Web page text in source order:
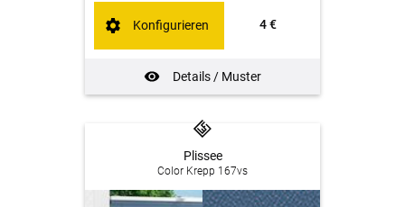
4 €
Details / Muster
Konfigurieren
Plissee
Color Krepp 167vs